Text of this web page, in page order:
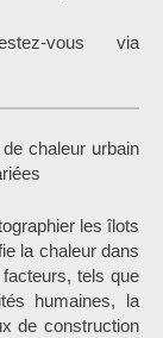
vous via
chaleur urbain
les îlots
la chaleur dans
tels que
humaines, la
de construction